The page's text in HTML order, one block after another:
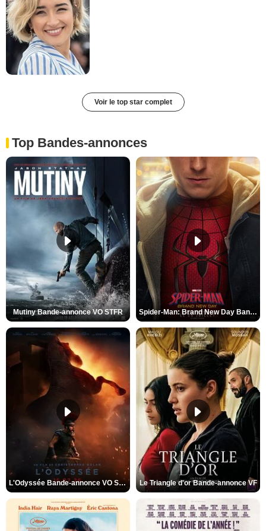
Voir le top star complet
Top Bandes-annonces
Mutiny Bande-annonce VO STFR Spider-Man: Brand New Day Bande-annonce VO STFR
L'Odyssée Bande-annonce VO STFR Le Triangle d'or Bande-annonce VF